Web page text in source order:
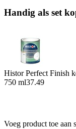
Handig als set
Histor Perfect Finish
750 ml37.49
Voeg product toe aan